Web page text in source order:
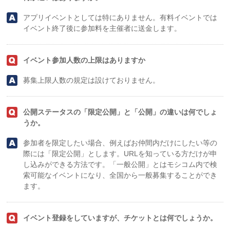
アプリイベントとしては特にありません。有料イベントでは
イベント終了後に参加料を主催者に送金します。
イベント参加人数の上限はありますか
募集上限人数の規定は設けておりません。
公開ステータスの「限定公開」と「公開」の違いは何でしょ
うか。
参加者を限定したい場合、例えばお仲間内だけにしたい等の
際には「限定公開」とします。URLを知っている方だけが申
し込みができる方法です。「一般公開」とはモシコム内で検
索可能なイベントになり、全国から一般募集することができ
ます。
イベント登録をしていますが、チケットとは何でしょうか。